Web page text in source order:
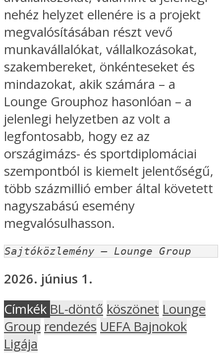
nehéz helyzet ellenére is a projekt
megvalósításában részt vevő
munkavállalókat, vállalkozásokat,
szakembereket, önkénteseket és
mindazokat, akik számára – a
Lounge Grouphoz hasonlóan – a
jelenlegi helyzetben az volt a
legfontosabb, hogy ez az
országimázs- és sportdiplomáciai
szempontból is kiemelt jelentőségű,
több százmillió ember által követett
nagyszabású esemény
megvalósulhasson.
Sajtóközlemény – Lounge Group
2026. június 1.
Címkék BL-döntő köszönet Lounge
Group rendezés UEFA Bajnokok
Ligája